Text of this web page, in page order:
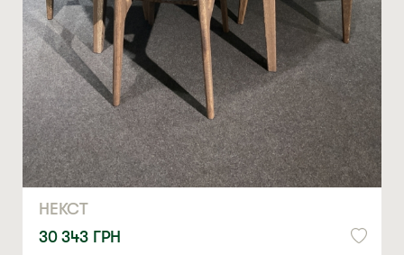
НЕКСТ
30 343 ГРН
облаштуванням житлової та комерційної нерухомості